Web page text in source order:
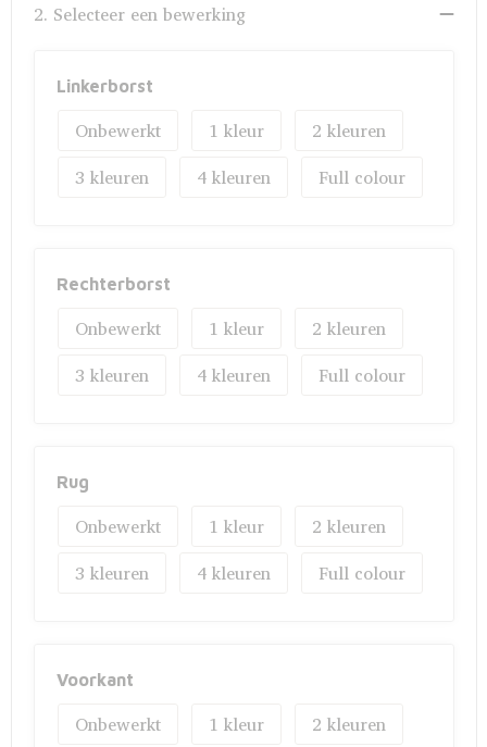
Promotietassen
Goodiebags
Trolleys
2. Selecteer een bewerking
Linkerborst
Onbewerkt 1
2
3
4 Full colour
Rechterborst
Onbewerkt 1
2
3
4 Full colour
Rug
Onbewerkt 1
2
3
4 Full colour
Voorkant
Onbewerkt 1
2